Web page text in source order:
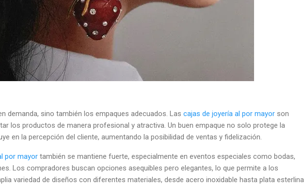
demanda, sino también los empaques adecuados. Las cajas de joyería al por mayor son
los productos de manera profesional y atractiva. Un buen empaque no solo protege la
en la percepción del cliente, aumentando la posibilidad de ventas y fidelización.
por mayor también se mantiene fuerte, especialmente en eventos especiales como bodas,
Los compradores buscan opciones asequibles pero elegantes, lo que permite a los
variedad de diseños con diferentes materiales, desde acero inoxidable hasta plata esterlina